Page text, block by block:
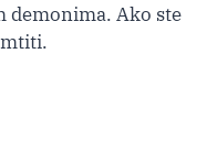
demonima. Ako ste